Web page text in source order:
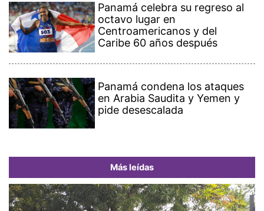
Panamá celebra su regreso al
octavo lugar en
Centroamericanos y del
Caribe 60 años después
Panamá condena los ataques
en Arabia Saudita y Yemen y
pide desescalada
Más leídas